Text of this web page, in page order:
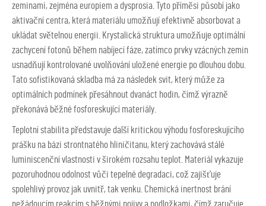
zeminami, zejména europiem a dysprosia. Tyto příměsi působí jako
aktivační centra, která materiálu umožňují efektivně absorbovat a
ukládat světelnou energii. Krystalická struktura umožňuje optimální
zachycení fotonů během nabíjecí fáze, zatímco prvky vzácných zemin
usnadňují kontrolované uvolňování uložené energie po dlouhou dobu.
Tato sofistikovaná skladba má za následek svit, který může za
optimálních podmínek přesáhnout dvanáct hodin, čímž výrazně
překonává běžné fosforeskující materiály.
Teplotní stabilita představuje další kritickou výhodu fosforeskujícího
prášku na bázi strontnatého hliničitanu, který zachovává stálé
luminiscenční vlastnosti v širokém rozsahu teplot. Materiál vykazuje
pozoruhodnou odolnost vůči tepelné degradaci, což zajišťuje
spolehlivý provoz jak uvnitř, tak venku. Chemická inertnost brání